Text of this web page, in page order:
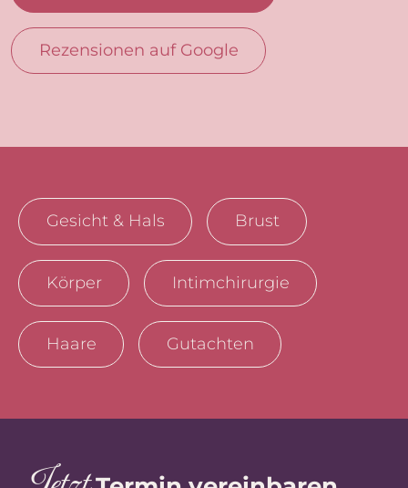
Rezensionen auf Google
Gesicht & Hals Brust
Körper Intimchirurgie
Haare Gutachten